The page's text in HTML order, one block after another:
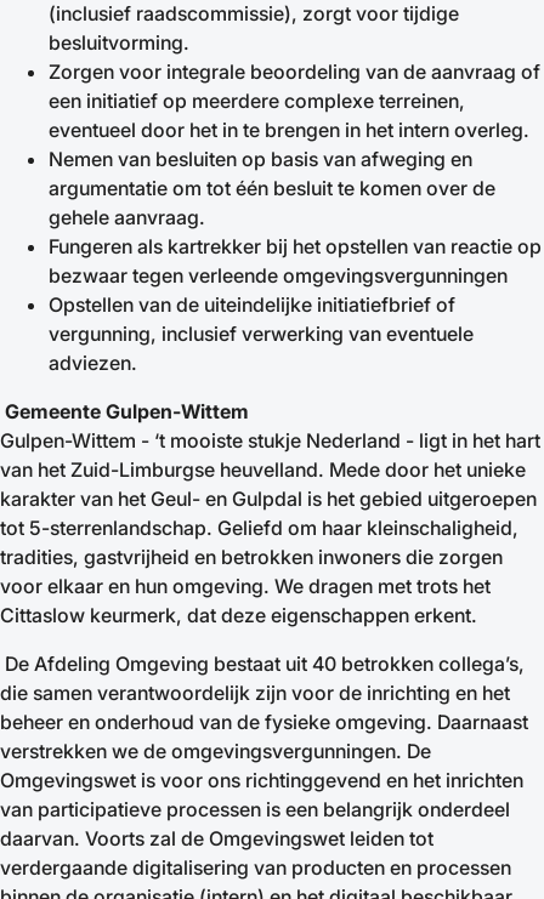
(inclusief raadscommissie), zorgt voor tijdige
besluitvorming.
Zorgen voor integrale beoordeling van de aanvraag of
een initiatief op meerdere complexe terreinen,
eventueel door het in te brengen in het intern overleg.
Nemen van besluiten op basis van afweging en
argumentatie om tot één besluit te komen over de
gehele aanvraag.
Fungeren als kartrekker bij het opstellen van reactie op
bezwaar tegen verleende omgevingsvergunningen
Opstellen van de uiteindelijke initiatiefbrief of
vergunning, inclusief verwerking van eventuele
adviezen.
Gemeente Gulpen-Wittem
Gulpen-Wittem - ‘t mooiste stukje Nederland - ligt in het hart
van het Zuid-Limburgse heuvelland. Mede door het unieke
karakter van het Geul- en Gulpdal is het gebied uitgeroepen
tot 5-sterrenlandschap. Geliefd om haar kleinschaligheid,
tradities, gastvrijheid en betrokken inwoners die zorgen
voor elkaar en hun omgeving. We dragen met trots het
Cittaslow keurmerk, dat deze eigenschappen erkent.
De Afdeling Omgeving bestaat uit 40 betrokken collega’s,
die samen verantwoordelijk zijn voor de inrichting en het
beheer en onderhoud van de fysieke omgeving. Daarnaast
verstrekken we de omgevingsvergunningen. De
Omgevingswet is voor ons richtinggevend en het inrichten
van participatieve processen is een belangrijk onderdeel
daarvan. Voorts zal de Omgevingswet leiden tot
verdergaande digitalisering van producten en processen